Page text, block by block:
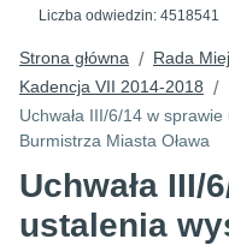
Liczba odwiedzin: 4518541
Strona główna / Rada
Kadencja VII 2014-2018 /
Uchwała III/6/14 w
Burmistrza Miasta Oława
Uchwała III/
ustalenia